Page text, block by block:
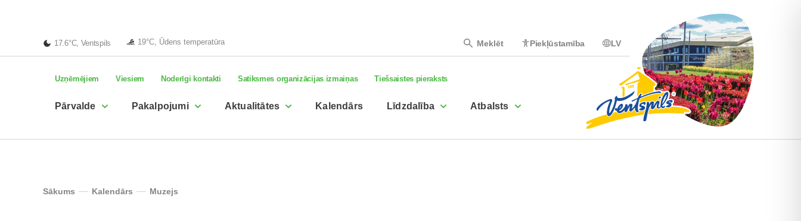
17.6°C, Ventspils 19°C, Ūdens temperatūra Meklēt Piekļūstamība LV
Uzņēmējiem Viesiem Noderīgi kontakti Satiksmes organizācijas izmaiņas Tiešsaistes pieraksts
Pārvalde Pakalpojumi Aktualitātes Kalendārs Līdzdalība Atbalsts
Sākums Kalendārs Muzejs